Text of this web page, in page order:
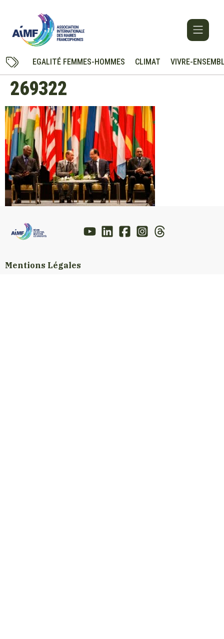
EGALITÉ FEMMES-HOMMES CLIMAT VIVRE-
269322
Mentions Légales